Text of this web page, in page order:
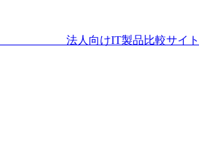
法人向けIT製品比較サイト